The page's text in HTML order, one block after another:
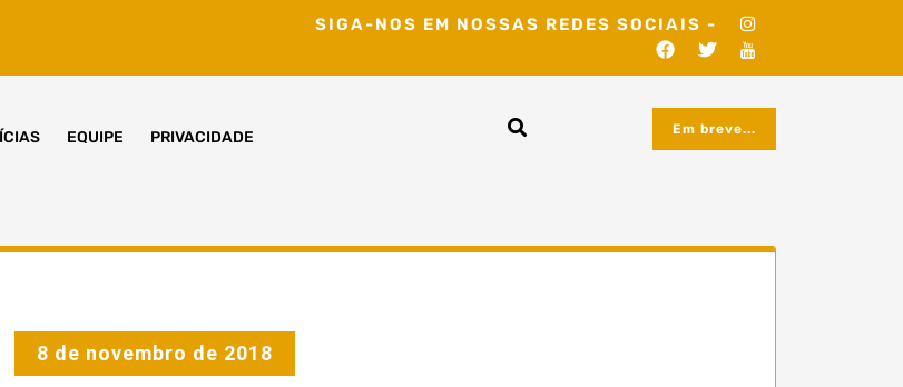
SIGA-NOS EM NOSSAS REDES SOCIAIS -
EQUIPE PRIVACIDADE Em breve...
8 de novembro de 2018